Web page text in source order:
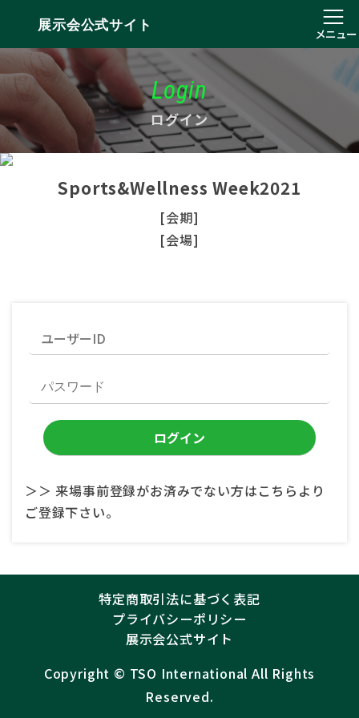
展示会公式サイト
メニュー
Login
ログイン
Sports&Wellness Week2021
[会期]
[会場]
＞＞ 来場事前登録がお済みでない方はこちらより
ご登録下さい。
特定商取引法に基づく表記
プライバシーポリシー
展示会公式サイト
Copyright ©︎ TSO International All Rights
Reserved.